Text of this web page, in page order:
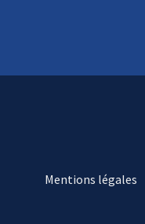
Mentions légales